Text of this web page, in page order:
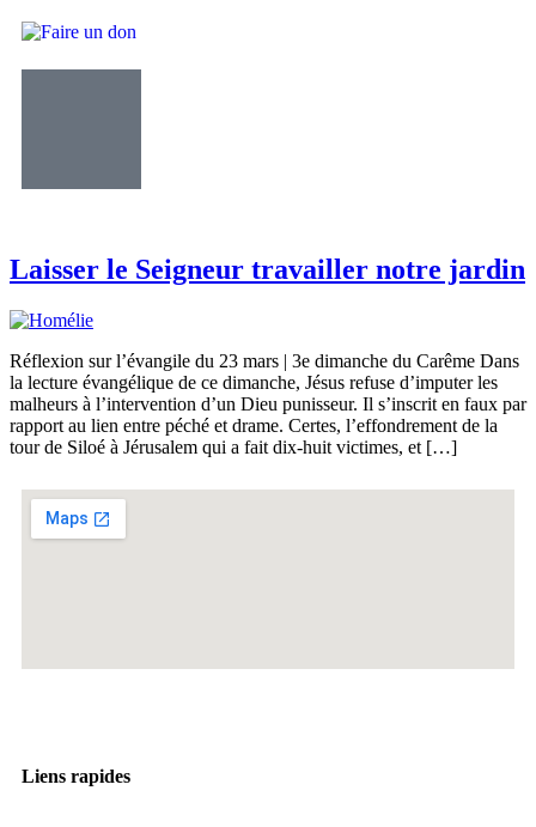
Laisser le Seigneur travailler notre jardin
Réflexion sur l’évangile du 23 mars | 3e dimanche du Carême Dans
la lecture évangélique de ce dimanche, Jésus refuse d’imputer les
malheurs à l’intervention d’un Dieu punisseur. Il s’inscrit en faux par
rapport au lien entre péché et drame. Certes, l’effondrement de la
tour de Siloé à Jérusalem qui a fait dix-huit victimes, et […]
Liens rapides